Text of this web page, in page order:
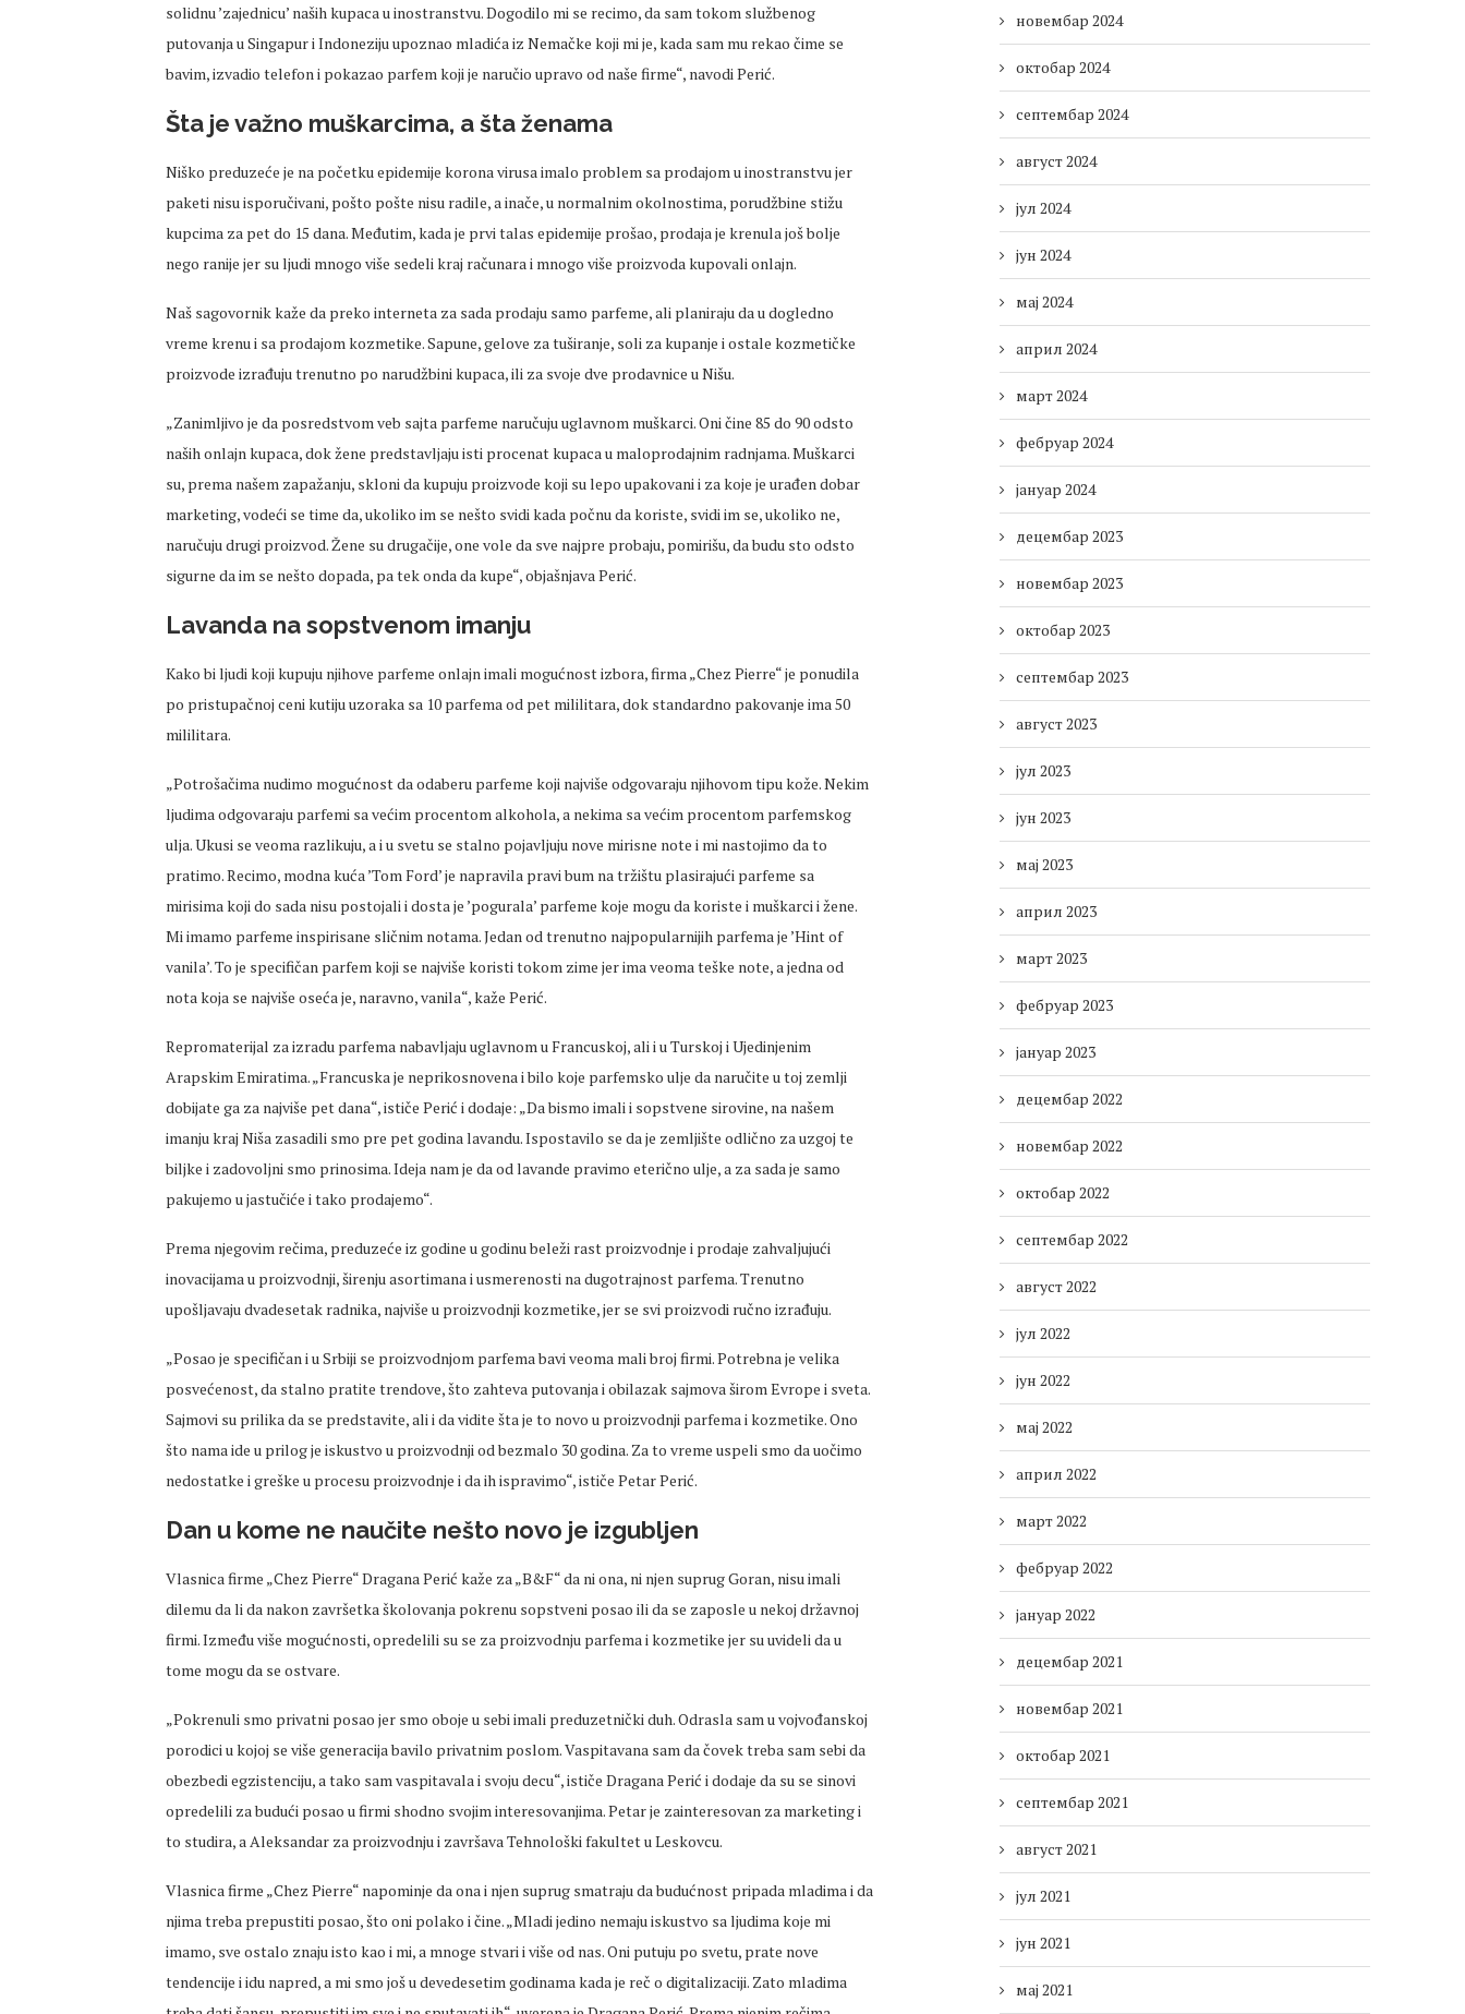
solidnu ’zajednicu’ naših kupaca u inostranstvu. Dogodilo mi se recimo, da sam tokom službenog
putovanja u Singapur i Indoneziju upoznao mladića iz Nemačke koji mi je, kada sam mu rekao čime se
bavim, izvadio telefon i pokazao parfem koji je naručio upravo od naše firme“, navodi Perić.
Šta je važno muškarcima, a šta ženama
Niško preduzeće je na početku epidemije korona virusa imalo problem sa prodajom u inostranstvu jer
paketi nisu isporučivani, pošto pošte nisu radile, a inače, u normalnim okolnostima, porudžbine stižu
kupcima za pet do 15 dana. Međutim, kada je prvi talas epidemije prošao, prodaja je krenula još bolje
nego ranije jer su ljudi mnogo više sedeli kraj računara i mnogo više proizvoda kupovali onlajn.
Naš sagovornik kaže da preko interneta za sada prodaju samo parfeme, ali planiraju da u dogledno
vreme krenu i sa prodajom kozmetike. Sapune, gelove za tuširanje, soli za kupanje i ostale kozmetičke
proizvode izrađuju trenutno po narudžbini kupaca, ili za svoje dve prodavnice u Nišu.
„Zanimljivo je da posredstvom veb sajta parfeme naručuju uglavnom muškarci. Oni čine 85 do 90 odsto
naših onlajn kupaca, dok žene predstavljaju isti procenat kupaca u maloprodajnim radnjama. Muškarci
su, prema našem zapažanju, skloni da kupuju proizvode koji su lepo upakovani i za koje je urađen dobar
marketing, vodeći se time da, ukoliko im se nešto svidi kada počnu da koriste, svidi im se, ukoliko ne,
naručuju drugi proizvod. Žene su drugačije, one vole da sve najpre probaju, pomirišu, da budu sto odsto
sigurne da im se nešto dopada, pa tek onda da kupe“, objašnjava Perić.
Lavanda na sopstvenom imanju
Kako bi ljudi koji kupuju njihove parfeme onlajn imali mogućnost izbora, firma „Chez Pierre“ je ponudila
po pristupačnoj ceni kutiju uzoraka sa 10 parfema od pet mililitara, dok standardno pakovanje ima 50
mililitara.
„Potrošačima nudimo mogućnost da odaberu parfeme koji najviše odgovaraju njihovom tipu kože. Nekim
ljudima odgovaraju parfemi sa većim procentom alkohola, a nekima sa većim procentom parfemskog
ulja. Ukusi se veoma razlikuju, a i u svetu se stalno pojavljuju nove mirisne note i mi nastojimo da to
pratimo. Recimo, modna kuća ’Tom Ford’ je napravila pravi bum na tržištu plasirajući parfeme sa
mirisima koji do sada nisu postojali i dosta je ’pogurala’ parfeme koje mogu da koriste i muškarci i žene.
Mi imamo parfeme inspirisane sličnim notama. Jedan od trenutno najpopularnijih parfema je ’Hint of
vanila’. To je specifičan parfem koji se najviše koristi tokom zime jer ima veoma teške note, a jedna od
nota koja se najviše oseća je, naravno, vanila“, kaže Perić.
Repromaterijal za izradu parfema nabavljaju uglavnom u Francuskoj, ali i u Turskoj i Ujedinjenim
Arapskim Emiratima. „Francuska je neprikosnovena i bilo koje parfemsko ulje da naručite u toj zemlji
dobijate ga za najviše pet dana“, ističe Perić i dodaje: „Da bismo imali i sopstvene sirovine, na našem
imanju kraj Niša zasadili smo pre pet godina lavandu. Ispostavilo se da je zemljište odlično za uzgoj te
biljke i zadovoljni smo prinosima. Ideja nam je da od lavande pravimo eterično ulje, a za sada je samo
pakujemo u jastučiće i tako prodajemo“.
Prema njegovim rečima, preduzeće iz godine u godinu beleži rast proizvodnje i prodaje zahvaljujući
inovacijama u proizvodnji, širenju asortimana i usmerenosti na dugotrajnost parfema. Trenutno
upošljavaju dvadesetak radnika, najviše u proizvodnji kozmetike, jer se svi proizvodi ručno izrađuju.
„Posao je specifičan i u Srbiji se proizvodnjom parfema bavi veoma mali broj firmi. Potrebna je velika
posvećenost, da stalno pratite trendove, što zahteva putovanja i obilazak sajmova širom Evrope i sveta.
Sajmovi su prilika da se predstavite, ali i da vidite šta je to novo u proizvodnji parfema i kozmetike. Ono
što nama ide u prilog je iskustvo u proizvodnji od bezmalo 30 godina. Za to vreme uspeli smo da uočimo
nedostatke i greške u procesu proizvodnje i da ih ispravimo“, ističe Petar Perić.
Dan u kome ne naučite nešto novo je izgubljen
Vlasnica firme „Chez Pierre“ Dragana Perić kaže za „B&F“ da ni ona, ni njen suprug Goran, nisu imali
dilemu da li da nakon završetka školovanja pokrenu sopstveni posao ili da se zaposle u nekoj državnoj
firmi. Između više mogućnosti, opredelili su se za proizvodnju parfema i kozmetike jer su uvideli da u
tome mogu da se ostvare.
„Pokrenuli smo privatni posao jer smo oboje u sebi imali preduzetnički duh. Odrasla sam u vojvođanskoj
porodici u kojoj se više generacija bavilo privatnim poslom. Vaspitavana sam da čovek treba sam sebi da
obezbedi egzistenciju, a tako sam vaspitavala i svoju decu“, ističe Dragana Perić i dodaje da su se sinovi
opredelili za budući posao u firmi shodno svojim interesovanjima. Petar je zainteresovan za marketing i
to studira, a Aleksandar za proizvodnju i završava Tehnološki fakultet u Leskovcu.
Vlasnica firme „Chez Pierre“ napominje da ona i njen suprug smatraju da budućnost pripada mladima i da
njima treba prepustiti posao, što oni polako i čine. „Mladi jedino nemaju iskustvo sa ljudima koje mi
imamo, sve ostalo znaju isto kao i mi, a mnoge stvari i više od nas. Oni putuju po svetu, prate nove
tendencije i idu napred, a mi smo još u devedesetim godinama kada je reč o digitalizaciji. Zato mladima
новембар 2024
октобар 2024
септембар 2024
август 2024
јул 2024
јун 2024
мај 2024
април 2024
март 2024
фебруар 2024
јануар 2024
децембар 2023
новембар 2023
октобар 2023
септембар 2023
август 2023
јул 2023
јун 2023
мај 2023
април 2023
март 2023
фебруар 2023
јануар 2023
децембар 2022
новембар 2022
октобар 2022
септембар 2022
август 2022
јул 2022
јун 2022
мај 2022
април 2022
март 2022
фебруар 2022
јануар 2022
децембар 2021
новембар 2021
октобар 2021
септембар 2021
август 2021
јул 2021
јун 2021
мај 2021